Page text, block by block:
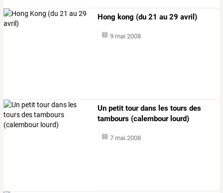
Hong kong (du 21 au 29 avril)
9 mai 2008
Un petit tour dans les tours des
tambours (calembour lourd)
7 mai 2008